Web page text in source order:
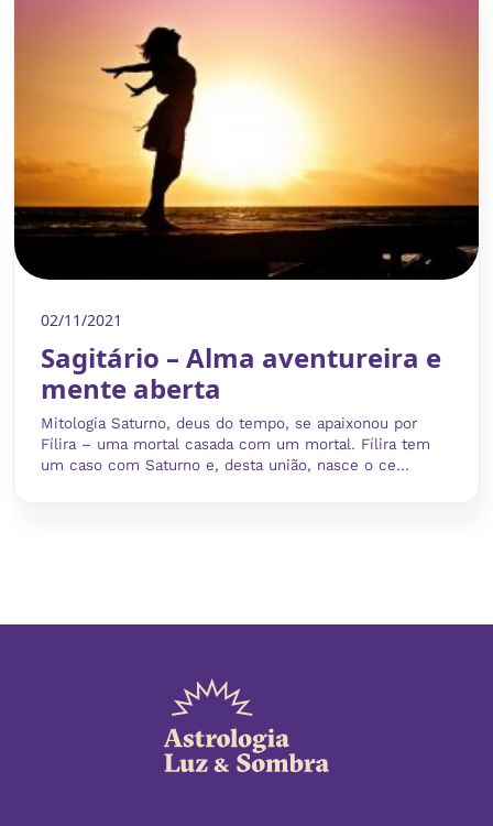
02/11/2021
Sagitário – Alma aventureira e
mente aberta
Mitologia Saturno, deus do tempo, se apaixonou por
Fílira – uma mortal casada com um mortal. Fílira tem
um caso com Saturno e, desta união, nasce o ce...